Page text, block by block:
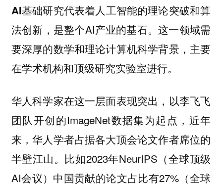
AI基础研究代表着人工智能的理论突破和算
法创新，是整个AI产业的基石。这一领域需
要深厚的数学和理论计算机科学背景，主要
在学术机构和顶级研究实验室进行。
华人科学家在这一层面表现突出，以李飞飞
团队开创的ImageNet数据集为起点，近年
来，华人学者占据各大顶会论文作者席位的
半壁江山。比如2023年NeurIPS（全球顶级
AI会议）中国贡献的论文占比有27%（全球